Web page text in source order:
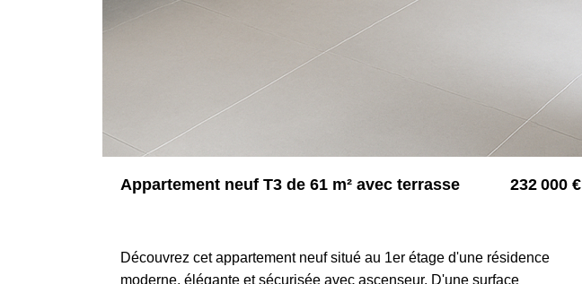
Appartement neuf T3 de 61 m² avec terrasse 232 000 €
Découvrez cet appartement neuf situé au 1er étage d'une résidence
moderne, élégante et sécurisée avec ascenseur. D'une surface